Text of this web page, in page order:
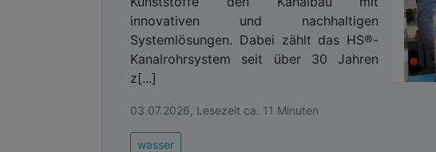
innovativen und nachhaltigen
Systemlösungen. Dabei zählt das HS®-
Kanalrohrsystem seit über 30 Jahren
z[...]
03.07.2026, Lesezeit ca. 11 Minuten
wasser